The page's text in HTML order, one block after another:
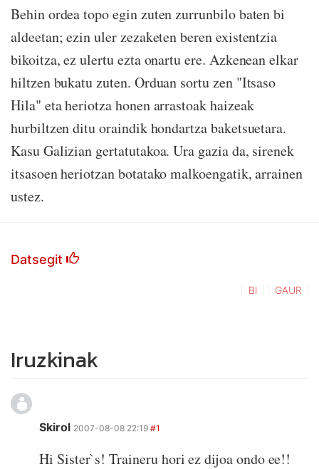
Behin ordea topo egin zuten zurrunbilo baten bi
aldeetan; ezin uler zezaketen beren existentzia
bikoitza, ez ulertu ezta onartu ere. Azkenean elkar
hiltzen bukatu zuten. Orduan sortu zen "Itsaso
Hila" eta heriotza honen arrastoak haizeak
hurbiltzen ditu oraindik hondartza baketsuetara.
Kasu Galizian gertatutakoa. Ura gazia da, sirenek
itsasoen heriotzan botatako malkoengatik, arrainen
ustez.
Datsegit
BI GAUR
Iruzkinak
Skirol 2007-08-08 22:19 #1
Hi Sister`s! Traineru hori ez dijoa ondo ee!!